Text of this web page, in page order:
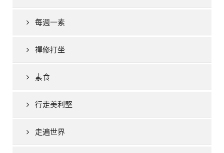
每週一素
禪修打坐
素食
行走美利堅
走遍世界